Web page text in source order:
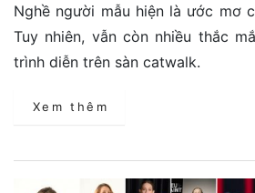
Nghề người mẫu hiện là ước mơ
Tuy nhiên, vẫn còn nhiều thắc
trình diễn trên sàn catwalk.
Xem thêm